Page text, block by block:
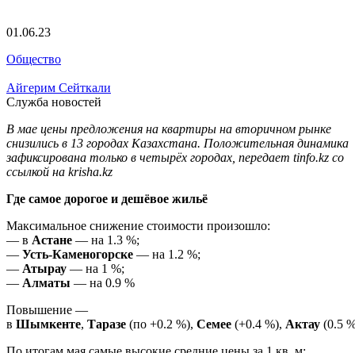
01.06.23
Общество
Айгерим Сейткали
Служба новостей
В мае цены предложения на квартиры на вторичном рынке
снизились в 13 городах Казахстана. Положительная динамика
зафиксирована только в четырёх городах, передает tinfo.kz со
ссылкой на krisha.kz
Где самое дорогое и дешёвое жильё
Максимальное снижение стоимости произошло:
— в Астане — на 1.3 %;
— Усть-Каменогорске — на 1.2 %;
— Атырау — на 1 %;
— Алматы — на 0.9 %
Повышение —
в Шымкенте, Таразе (по +0.2 %), Семее (+0.4 %), Актау (0.5